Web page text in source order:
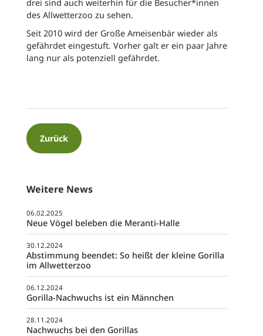
drei sind auch weiterhin für die Besucher*innen
des Allwetterzoo zu sehen.
Seit 2010 wird der Große Ameisenbär wieder als
gefährdet eingestuft. Vorher galt er ein paar Jahre
lang nur als potenziell gefährdet.
Zurück
Weitere News
06.02.2025
Neue Vögel beleben die Meranti-Halle
30.12.2024
Abstimmung beendet: So heißt der kleine Gorilla
im Allwetterzoo
06.12.2024
Gorilla-Nachwuchs ist ein Männchen
28.11.2024
Nachwuchs bei den Gorillas